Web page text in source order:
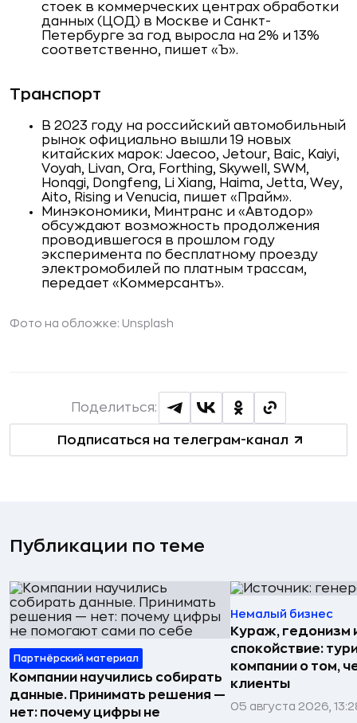
стоек в коммерческих центрах обработки
данных (ЦОД) в Москве и Санкт-
Петербурге за год выросла на 2% и 13%
соответственно, пишет «Ъ».
Транспорт
В 2023 году на российский автомобильный
рынок официально вышли 19 новых
китайских марок: Jaecoo, Jetour, Baic, Kaiyi,
Voyah, Livan, Ora, Forthing, Skywell, SWM,
Honqgi, Dongfeng, Li Xiang, Haima, Jetta, Wey,
Aito, Rising и Venucia, пишет «Прайм».
Минэкономики, Минтранс и «Автодор»
обсуждают возможность продолжения
проводившегося в прошлом году
эксперимента по бесплатному проезду
электромобилей по платным трассам,
передает «Коммерсантъ».
Фото на обложке: Unsplash
Подписаться на телеграм-канал
Поделиться:
Публикации по теме
Партнёрский материал
Компании научились собирать
данные. Принимать решения —
нет: почему цифры не
Немалый бизнес
Кураж, гедонизм
спокойствие:
компании о том,
клиенты
05 августа 2026,